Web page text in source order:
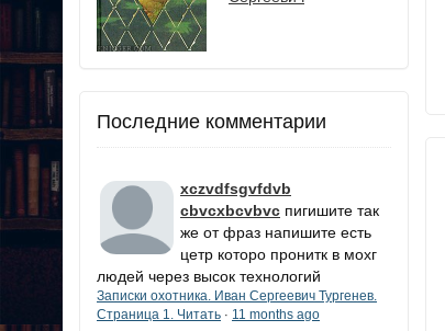
Последние комментарии
xczvdfsgvfdvb
cbvcxbcvbvc пигишите так
же от фраз напишите есть
цетр которо пронитк в мохг
людей через высок технологий
Записки охотника. Иван Сергеевич Тургенев.
Страница 1. Читать · 11 months ago